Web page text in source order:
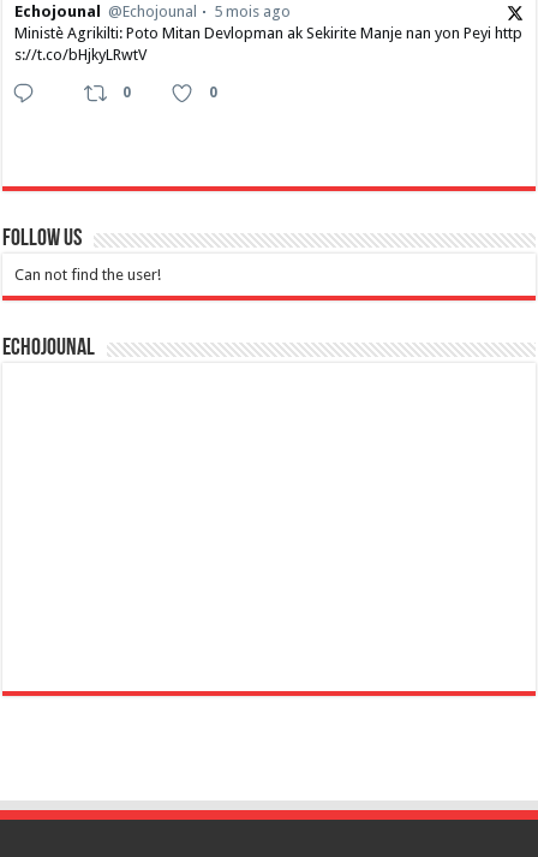
Echojounal @Echojounal
5 mois ago
Ministè Agrikilti: Poto Mitan Devlopman ak Sekirite Manje nan yon Peyi http
s://t.co/bHjkyLRwtV
0 0
Follow Us
Can not find the user!
Echojounal